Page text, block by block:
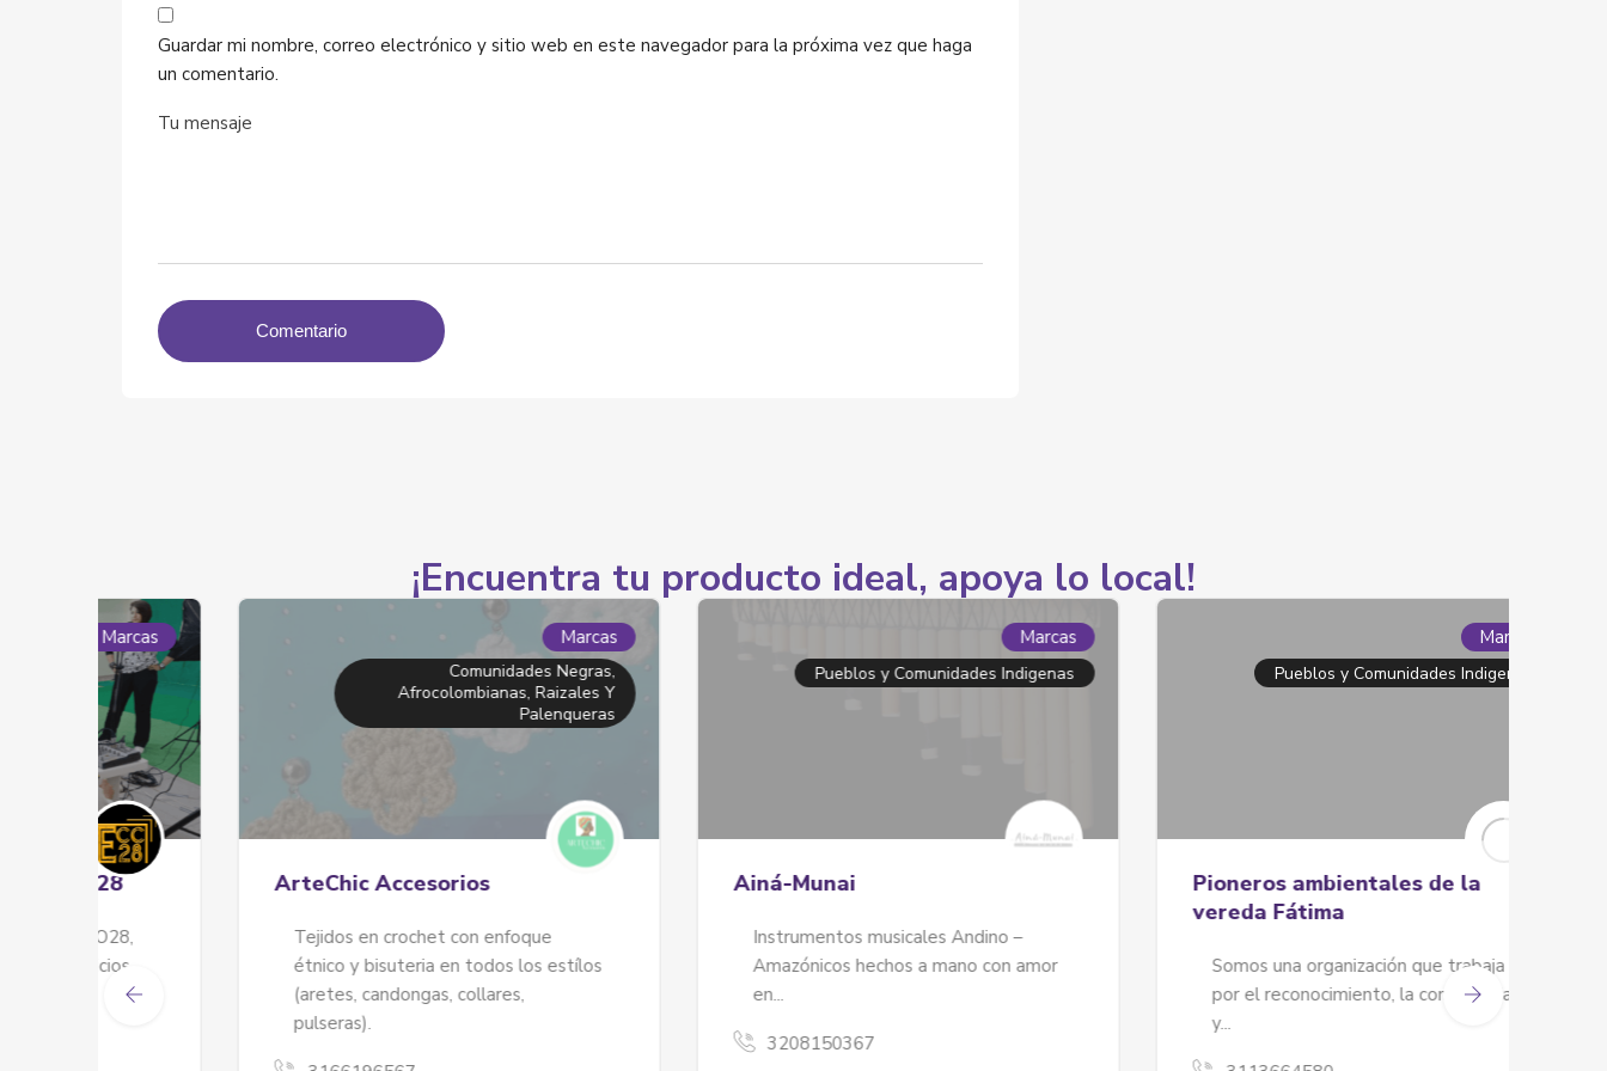
Guardar mi nombre, correo electrónico y sitio web en este navegador para la próxima vez que haga
un comentario.
¡Encuentra tu producto ideal, apoya lo local!
Marcas
Comunidades Negras,
Afrocolombianas, Raizales Y
ArteChic Accesorios
Tejidos en crochet con enfoque
étnico y bisuteria en todos los estílos
(aretes, candongas, collares,
Pueblos y Comunidades Indigenas
Ainá-Munai
Instrumentos musicales Andino –
Amazónicos hechos a mano con amor
3208150367
Pueblos y Comunidades Indigenas
Pioneros ambientales de la
vereda Fátima
Somos una organización que trabaja
por el reconocimiento, la convivencia